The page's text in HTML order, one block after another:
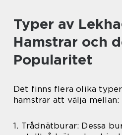
Typer av
Hamstrar och
Popularitet
Det finns flera olika
hamstrar att välja mellan:
1. Trådnätburar: Dessa